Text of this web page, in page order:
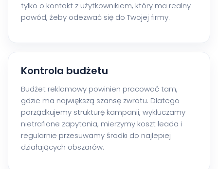
tylko o kontakt z użytkownikiem, który ma realny
powód, żeby odezwać się do Twojej firmy.
Kontrola budżetu
Budżet reklamowy powinien pracować tam,
gdzie ma największą szansę zwrotu. Dlatego
porządkujemy strukturę kampanii, wykluczamy
nietrafione zapytania, mierzymy koszt leada i
regularnie przesuwamy środki do najlepiej
działających obszarów.